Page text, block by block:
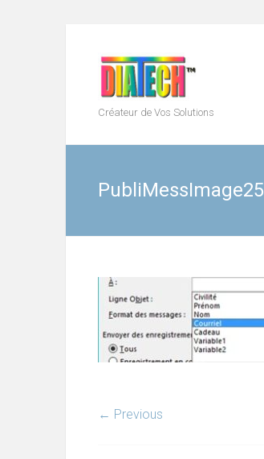
content
Créateur de Vos Solutions
PubliMessImage25
← Previous